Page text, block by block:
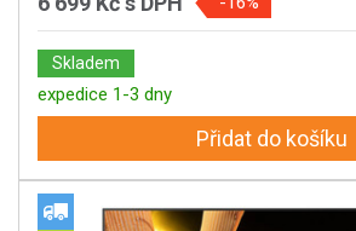
Skladem
expedice 1-3 dny
Přidat do košíku